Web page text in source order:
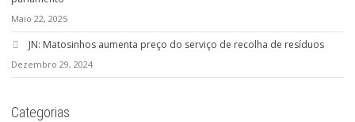
Maio 22, 2025
JN: Matosinhos aumenta preço do serviço de recolha de resíduos
Dezembro 29, 2024
Categorias